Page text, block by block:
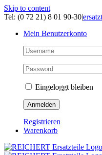
Skip to content
Tel: (0 72 21) 8 01 90-30|
Mein Benutzerkonto
Eingeloggt bleiben
Registrieren
Warenkorb